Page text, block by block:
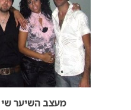
מעצב השיער שי